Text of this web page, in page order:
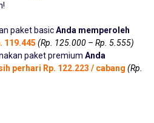
paket basicAnda memperoleh
119.445 (Rp. 125.000 – Rp. 5.555)
paket premium Anda
perhari Rp. 122.223 / cabang (Rp.